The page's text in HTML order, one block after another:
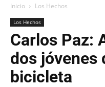
Inicio Los Hechos
Los Hechos
Carlos Paz:
dos jóvenes
bicicleta